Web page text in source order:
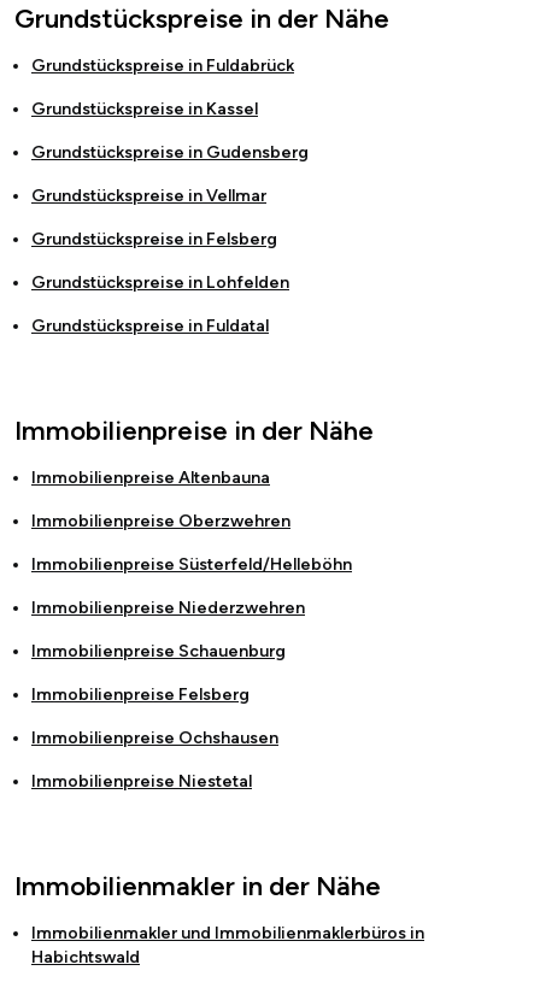
Grundstückspreise in der Nähe
Grundstückspreise in Fuldabrück
Grundstückspreise in Kassel
Grundstückspreise in Gudensberg
Grundstückspreise inVellmar
Grundstückspreise in Felsberg
Grundstückspreise in Lohfelden
Grundstückspreise in Fuldatal
Immobilienpreise in der Nähe
Immobilienpreise Altenbauna
Immobilienpreise Oberzwehren
Immobilienpreise Süsterfeld/Helleböhn
Immobilienpreise Niederzwehren
Immobilienpreise Schauenburg
Immobilienpreise Felsberg
Immobilienpreise Ochshausen
Immobilienpreise Niestetal
Immobilienmakler in der Nähe
Immobilienmakler und Immobilienmaklerbüros in
Habichtswald